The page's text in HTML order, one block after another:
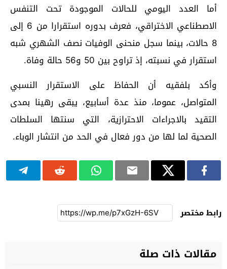
أما العدد اليومي للحالات الموجودة تحت التنفس
الاصطناعي الاختراقي، فعرف بدوره استقرارا من 6 إلى
8 حالات، بينما سجل منحنى الوفيات نصف الشهري شبه
استقرار في نسبته، إذ تراوح بين 50 و56 حالة وفاة.
وأكد بلفقيه أن الحفاظ على الاستقرار النسبي
المتواصل، عموما، منذ عدة أسابيع، يبقى رهينا بمدى
التقيد بالاجراءات الاحترازية، التي سنتها السلطات
الصحية لما لها من دور فعال في الحد من انتشار الوباء.
رابط مختصر
مقالات ذات صلة